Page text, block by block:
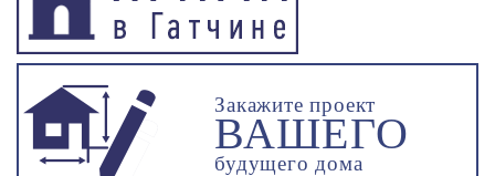
Закажите проект
ВАШЕГО
будущего дома